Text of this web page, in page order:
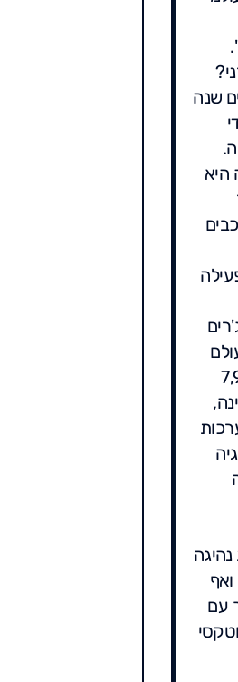
שנה
היא
נהיגה
ואף
עם